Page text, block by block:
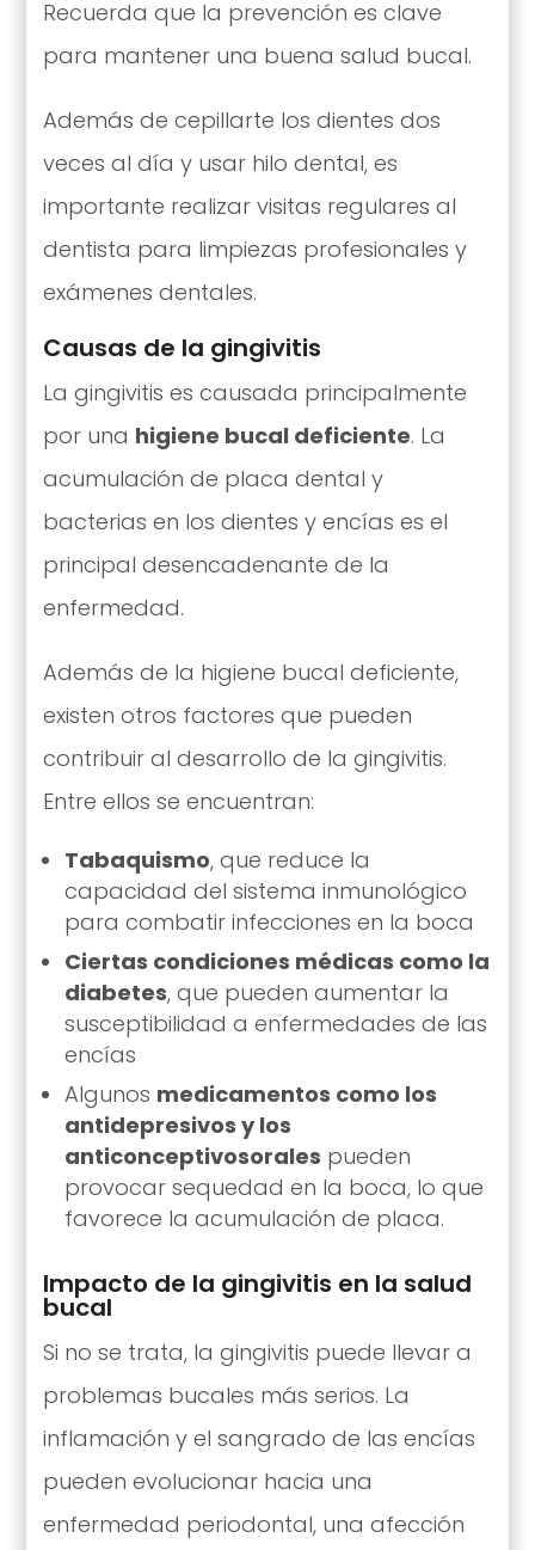
Recuerda que la prevención es clave
para mantener una buena salud bucal.
Además de cepillarte los dientes dos
veces al día y usar hilo dental, es
importante realizar visitas regulares al
dentista para limpiezas profesionales y
exámenes dentales.
Causas de la gingivitis
La gingivitis es causada principalmente
por una higiene bucal deficiente. La
acumulación de placa dental y
bacterias en los dientes y encías es el
principal desencadenante de la
enfermedad.
Además de la higiene bucal deficiente,
existen otros factores que pueden
contribuir al desarrollo de la gingivitis.
Entre ellos se encuentran:
Tabaquismo, que reduce la
capacidad del sistema inmunológico
para combatir infecciones en la boca
Ciertas condiciones médicas como la
diabetes, que pueden aumentar la
susceptibilidad a enfermedades de las
encías
Algunos medicamentos como los
antidepresivos y los
anticonceptivosorales pueden
provocar sequedad en la boca, lo que
favorece la acumulación de placa.
Impacto de la gingivitis en la salud
bucal
Si no se trata, la gingivitis puede llevar a
problemas bucales más serios. La
inflamación y el sangrado de las encías
pueden evolucionar hacia una
enfermedad periodontal, una afección